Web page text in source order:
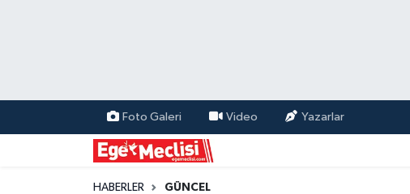
Foto Galeri Video Yazarlar
HABERLER GÜNCEL
EKONOMİ
GÜNCEL